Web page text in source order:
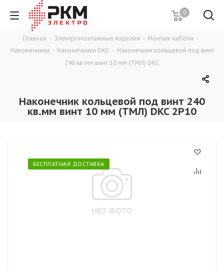
0
Главная - Электромонтажные изделия - Монтаж кабеля -
Наконечники - Наконечники DKC - Наконечник кольцевой под винт
240 кв.мм винт 10 мм (ТМЛ) DKC
Наконечник кольцевой под винт 240
кв.мм винт 10 мм (ТМЛ) DKC 2P10
БЕСПЛАТНАЯ ДОСТАВКА